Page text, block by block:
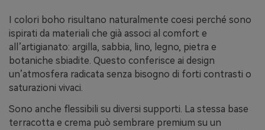
I colori boho risultano naturalmente coesi perché sono
ispirati da materiali che già associ al comfort e
all’artigianato: argilla, sabbia, lino, legno, pietra e
botaniche sbiadite. Questo conferisce ai design
un’atmosfera radicata senza bisogno di forti contrasti o
saturazioni vivaci.
Sono anche flessibili su diversi supporti. La stessa base
terracotta e crema può sembrare premium su un